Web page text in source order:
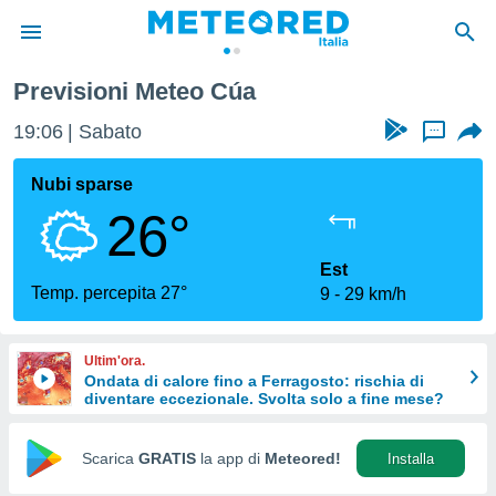
di
per
le
di
Web
Previsioni Meteo Cúa
19:06 Sabato ...
Nubi sparse
26°
Temp. percepita 27°
Est
9
29 km/h
Ultim'ora.
Ondata di calore fino a Ferragosto: rischia di
diventare eccezionale. Svolta solo a fine mese?
Scarica GRATIS la app di Meteored! Installa